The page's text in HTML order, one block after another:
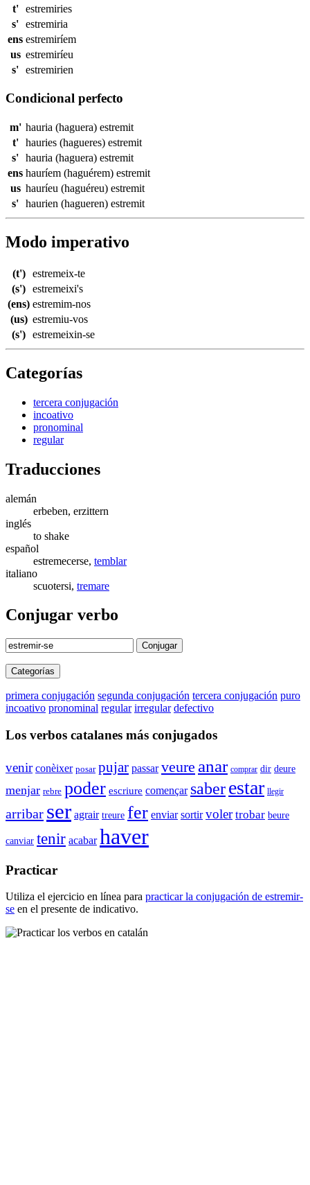
t'
estremiries
s' estremiria
ens estremiríem
us estremiríeu
s' estremirien
Condicional perfecto
m' hauria (haguera) estremit
t'
hauries (hagueres) estremit
s' hauria (haguera) estremit
ens hauríem (haguérem) estremit
us hauríeu (haguéreu) estremit
s' haurien (hagueren) estremit
Modo imperativo
(t')
estremeix-te
(s') estremeixi's
(ens) estremim-nos
(us) estremiu-vos
(s') estremeixin-se
Categorías
tercera conjugación
incoativo
pronominal
regular
Traducciones
alemán
erbeben, erzittern
inglés
to shake
español
estremecerse, temblar
italiano
scuotersi, tremare
Conjugar verbo
Conjugar
Categorías
primera conjugación segunda conjugación tercera conjugación puro
incoativo pronominal regular irregular defectivo
Los verbos catalanes más conjugados
venir conèixer posar pujar passar veure anar comprar dir deure
menjar rebre poder escriure començar saberestar llegir
arribar ser agrair treure fer enviar sortir voler trobar beure
canviar tenir acabar haver
Practicar
Utiliza el ejercicio en línea para practicar la conjugación de estremir-
se en el presente de indicativo.